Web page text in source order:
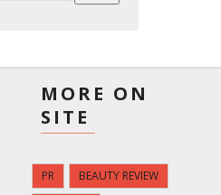
MORE ON
SITE
PR
BEAUTY REVIEW